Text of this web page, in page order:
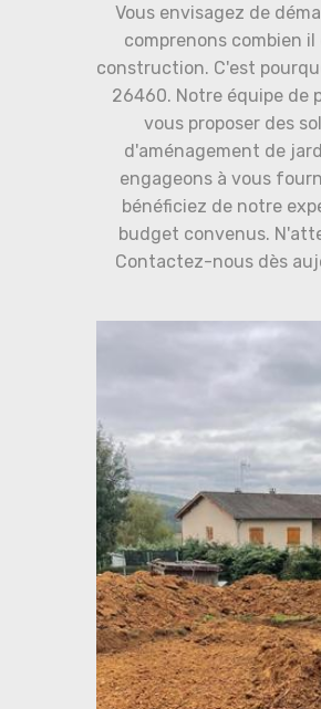
Vous envisagez de
comprenons combien
construction. C'est
26460. Notre équipe de
vous proposer des
d'aménagement de
engageons à vous
bénéficiez de notre
budget convenus.
Contactez-nous dès